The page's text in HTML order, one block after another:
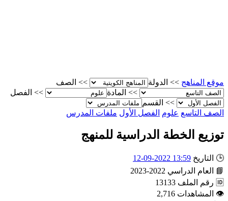
موقع المناهج >> الدولة >>
الصف
>>
المادة >>
الفصل
>>
القسم
الصف التاسع علوم الفصل الأول ملفات المدرس
توزيع الخطة الدراسية للمنهج
🕒 التاريخ 13:59 2022-09-12
📘
العام الدراسي 2022-2023
🆔 رقم الملف 13133
👁
المشاهدات 2,716